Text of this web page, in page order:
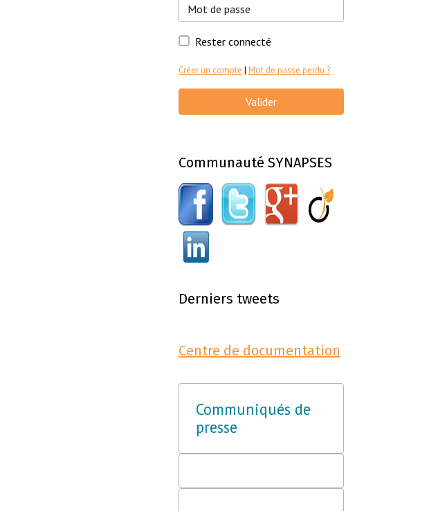
Rester connecté
Créer un compte | Mot de passe perdu ?
Valider
Communauté SYNAPSES
Derniers tweets
Centre de documentation
Communiqués de
presse